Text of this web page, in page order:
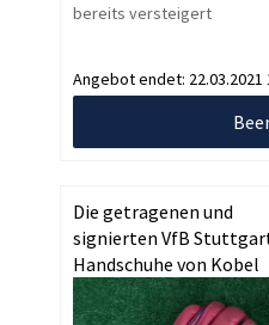
bereits versteigert
Angebot endet: 22.03.2021
Die getragenen und
signierten VfB
Handschuhe von Kobel